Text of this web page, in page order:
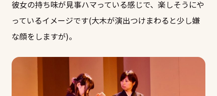
彼女の持ち味が見事ハマっている感じで、楽しそうにや
っているイメージです(大木が演出つけまわると少し嫌
な顔をしますが)。